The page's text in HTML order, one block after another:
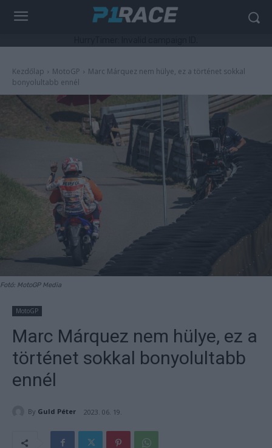
Kezdőlap MotoGP
Marc Márquez nem hülye, ez a történet sokkal
bonyolultabb ennél
Fotó: MotoGP Media
MotoGP
Marc Márquez nem hülye, ez a
történet sokkal bonyolultabb
ennél
By Guld Péter 2023. 06. 19.